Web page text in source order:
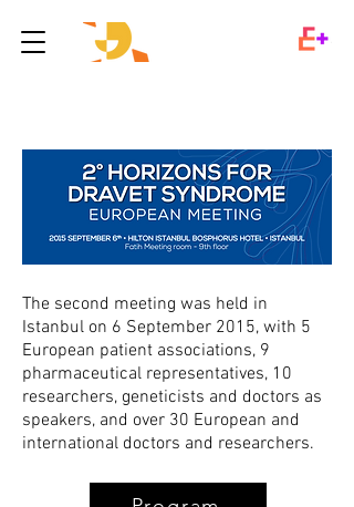
The second meeting was held in
Istanbul on 6 September 2015, with 5
European patient associations, 9
pharmaceutical representatives, 10
researchers, geneticists and doctors as
speakers, and over 30 European and
international doctors and researchers.